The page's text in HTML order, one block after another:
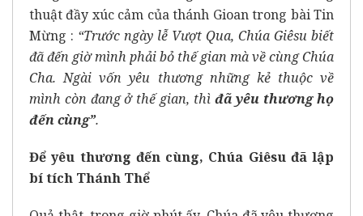
thuật đầy xúc cảm của thánh Gioan trong bài Tin
Mừng : “Trước ngày lễ Vượt Qua, Chúa Giêsu biết
đã đến giờ mình phải bỏ thế gian mà về cùng Chúa
Cha. Ngài vốn yêu thương những kẻ thuộc về
mình còn đang ở thế gian, thì đã yêu thương họ
đến cùng”.
Để yêu thương đến cùng, Chúa Giêsu đã lập
bí tích Thánh Thể